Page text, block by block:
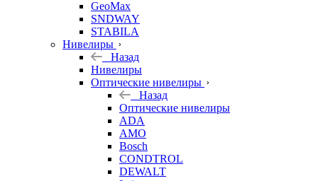
GeoMax
SNDWAY
STABILA
Нивелиры
Назад
Нивелиры
Оптические нивелиры
Назад
Оптические нивелиры
ADA
AMO
Bosch
CONDTROL
DEWALT